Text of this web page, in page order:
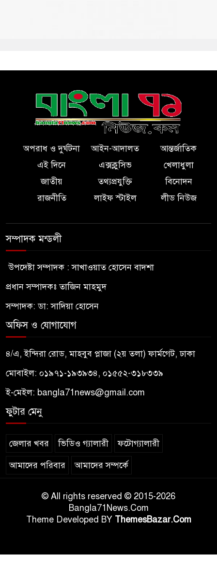
অপরাধ ও দুর্ঘটনা আইন-আদালত
আন্তর্জাতিক
এই দিনে
এক্সক্লুসিভ
খেলাধুলা
জাতীয়
তথ্যপ্রযুক্তি
বিনোদন
রাজনীতি
লাইফ স্টাইল লীড নিউজ
সম্পাদক মন্ডলী
উপদেষ্টা সম্পাদক : সাখাওয়াত হোসেন বাদশা
প্রধান সম্পাদকঃ তাজিন মাহমুদ
সম্পাদক: ডা: সাদিয়া হোসেন
অফিস ও যোগাযোগ
৪/এ, ইন্দিরা রোড, মাহবুব প্লাজা (২য় তলা) ফার্মগেট, ঢাকা
মোবাইল: ০১৯৭১-১৯৩৯৩৪, ০১৫৫২-৩১৮৩৩৯
ই-মেইল: bangla71news@gmail.com
ফুটার মেনু
জেলার খবর ভিডিও গ্যালারী ফটোগ্যালারী
আমাদের পরিবার আমাদের সম্পর্কে
© All rights reserved © 2015-2026
Bangla71News.Com
Theme Developed BY ThemesBazar.Com